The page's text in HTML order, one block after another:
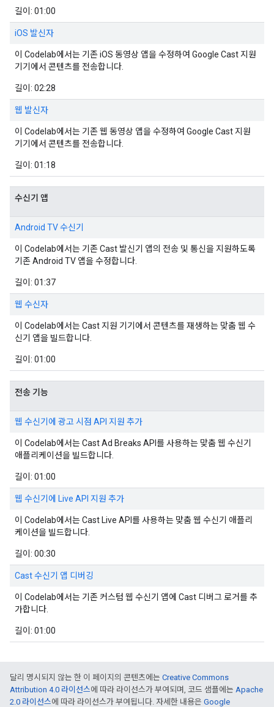
길이: 01:00
iOS 발신자
이 Codelab에서는 기존 iOS 동영상 앱을 수정하여 Google Cast 지원
기기에서 콘텐츠를 전송합니다.
길이: 02:28
웹 발신자
이 Codelab에서는 기존 웹 동영상 앱을 수정하여 Google Cast 지원
기기에서 콘텐츠를 전송합니다.
길이: 01:18
수신기 앱
Android TV 수신기
이 Codelab에서는 기존 Cast 발신기 앱의 전송 및 통신을 지원하도록
기존 Android TV 앱을 수정합니다.
길이: 01:37
웹 수신자
이 Codelab에서는 Cast 지원 기기에서 콘텐츠를 재생하는 맞춤 웹 수
신기 앱을 빌드합니다.
길이: 01:00
전송 기능
웹 수신기에 광고 시점 API 지원 추가
이 Codelab에서는 Cast Ad Breaks API를 사용하는 맞춤 웹 수신기
애플리케이션을 빌드합니다.
길이: 01:00
웹 수신기에 Live API 지원 추가
이 Codelab에서는 Cast Live API를 사용하는 맞춤 웹 수신기 애플리
케이션을 빌드합니다.
길이: 00:30
Cast 수신기 앱 디버깅
이 Codelab에서는 기존 커스텀 웹 수신기 앱에 Cast 디버그 로거를 추
가합니다.
길이: 01:00
달리 명시되지 않는 한 이 페이지의 콘텐츠에는 Creative Commons
Attribution 4.0 라이선스에 따라 라이선스가 부여되며, 코드 샘플에는 Apache
2.0 라이선스에 따라 라이선스가 부여됩니다. 자세한 내용은 Google